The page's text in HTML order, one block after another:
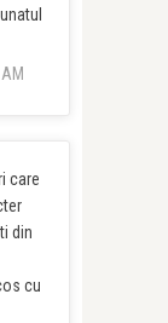
care
din
cu